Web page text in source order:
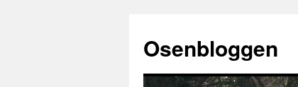
Osenbloggen